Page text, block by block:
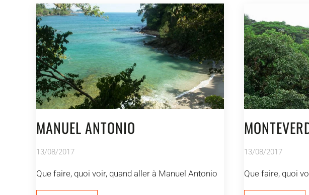
MANUEL ANTONIO
13/08/2017
Que faire, quoi voir, quand aller à Manuel Antonio
13/08/2017
Que faire, quoi